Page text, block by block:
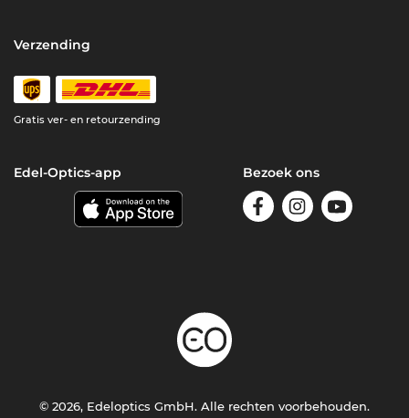
Verzending
Gratis ver- en retourzending
Edel-Optics-app Bezoek ons
© 2026, Edeloptics GmbH. Alle rechten voorbehouden.